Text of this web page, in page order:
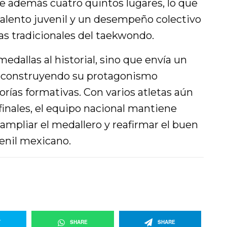
además cuatro quintos lugares, lo que
juvenil y un desempeño colectivo
tradicionales del taekwondo.
al historial, sino que envía un
su protagonismo
formativas. Con varios atletas aún
el equipo nacional mantiene
el medallero y reafirmar el buen
mexicano.
SHARE SHARE